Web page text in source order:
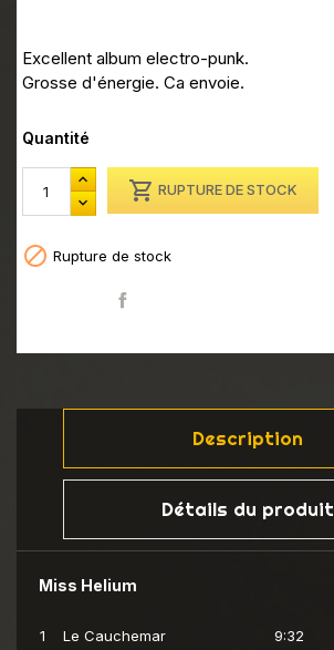
Excellent album electro-punk.
Grosse d'énergie. Ca envoie.
Quantité
 RUPTURE DE STOCK
 Rupture de stock
Description
Détails du produit
Miss Helium
1 Le Cauchemar
9:32